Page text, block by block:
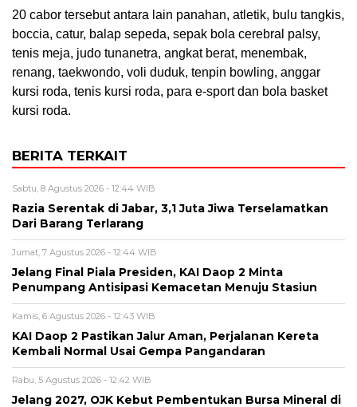
20 cabor tersebut antara lain panahan, atletik, bulu tangkis,
boccia, catur, balap sepeda, sepak bola cerebral palsy,
tenis meja, judo tunanetra, angkat berat, menembak,
renang, taekwondo, voli duduk, tenpin bowling, anggar
kursi roda, tenis kursi roda, para e-sport dan bola basket
kursi roda.
BERITA TERKAIT
Sabtu, 8 Agustus 2026 - 12:44 WIB
Razia Serentak di Jabar, 3,1 Juta Jiwa Terselamatkan
Dari Barang Terlarang
Jumat, 7 Agustus 2026 - 12:44 WIB
Jelang Final Piala Presiden, KAI Daop 2 Minta
Penumpang Antisipasi Kemacetan Menuju Stasiun
Kamis, 6 Agustus 2026 - 12:43 WIB
KAI Daop 2 Pastikan Jalur Aman, Perjalanan Kereta
Kembali Normal Usai Gempa Pangandaran
Rabu, 5 Agustus 2026 - 12:42 WIB
Jelang 2027, OJK Kebut Pembentukan Bursa Mineral di